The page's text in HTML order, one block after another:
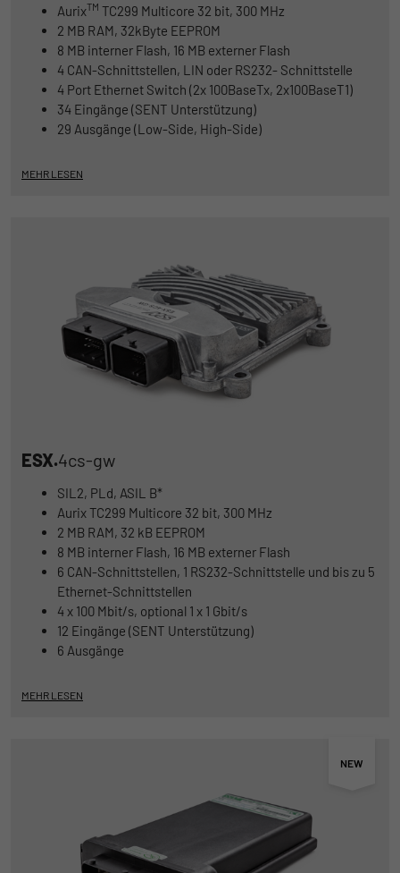
AurixTM TC299 Multicore 32 bit, 300 MHz
2 MB RAM, 32kByte EEPROM
8 MB interner Flash, 16 MB externer Flash
4 CAN-Schnittstellen, LIN oder RS232- Schnittstelle
4 Port Ethernet Switch (2x 100BaseTx, 2x100BaseT1)
34 Eingänge (SENT Unterstützung)
29 Ausgänge (Low-Side, High-Side)
MEHR LESEN
ESX.4cs-gw
SIL2, PLd, ASIL B*
Aurix TC299 Multicore 32 bit, 300 MHz
2 MB RAM, 32 kB EEPROM
8 MB interner Flash, 16 MB externer Flash
6 CAN-Schnittstellen, 1 RS232-Schnittstelle und bis zu 5
Ethernet-Schnittstellen
4 x 100 Mbit/s, optional 1 x 1 Gbit/s
12 Eingänge (SENT Unterstützung)
6 Ausgänge
MEHR LESEN